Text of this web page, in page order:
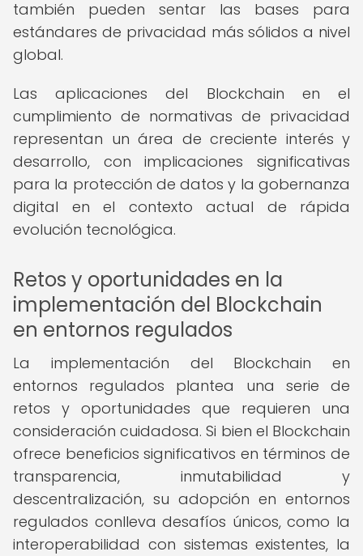
también pueden sentar las bases para
estándares de privacidad más sólidos a nivel
global.
Las aplicaciones del Blockchain en el
cumplimiento de normativas de privacidad
representan un área de creciente interés y
desarrollo, con implicaciones significativas
para la protección de datos y la gobernanza
digital en el contexto actual de rápida
evolución tecnológica.
Retos y oportunidades en la
implementación del Blockchain
en entornos regulados
La implementación del Blockchain en
entornos regulados plantea una serie de
retos y oportunidades que requieren una
consideración cuidadosa. Si bien el Blockchain
ofrece beneficios significativos en términos de
transparencia, inmutabilidad y
descentralización, su adopción en entornos
regulados conlleva desafíos únicos, como la
interoperabilidad con sistemas existentes, la